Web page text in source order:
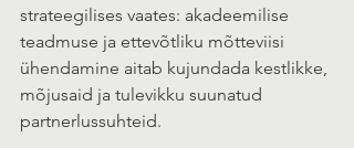
strateegilises vaates: akadeemilise
teadmuse ja ettevõtliku mõtteviisi
ühendamine aitab kujundada kestlikke,
mõjusaid ja tulevikku suunatud
partnerlussuhteid.